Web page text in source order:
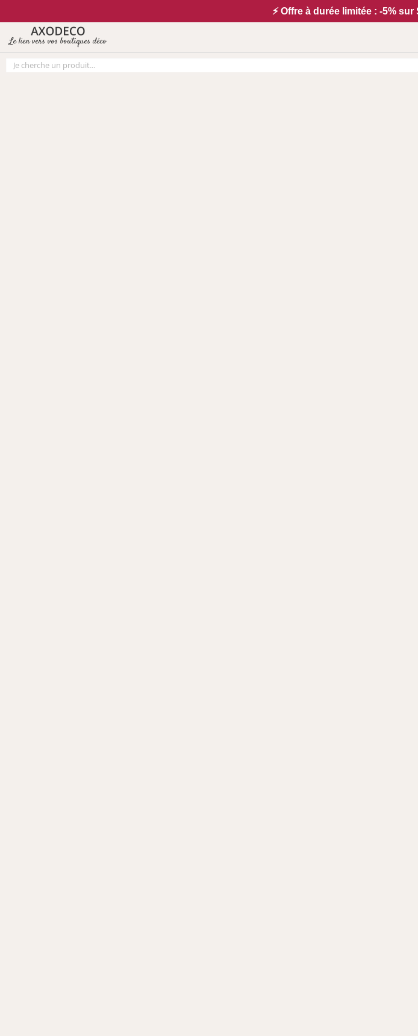
⚡ Offre à durée limitée : -5%
Le lien vers vos boutiques déco